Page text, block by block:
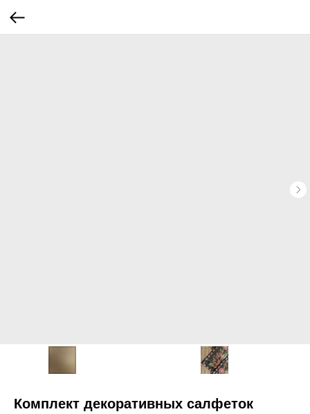
Комплект декоративных салфеток